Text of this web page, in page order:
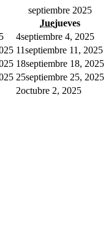
septiembre 2025
Juejueves
4septiembre 4, 2025
11septiembre 11, 2025
18septiembre 18, 2025
25septiembre 25, 2025
2octubre 2, 2025